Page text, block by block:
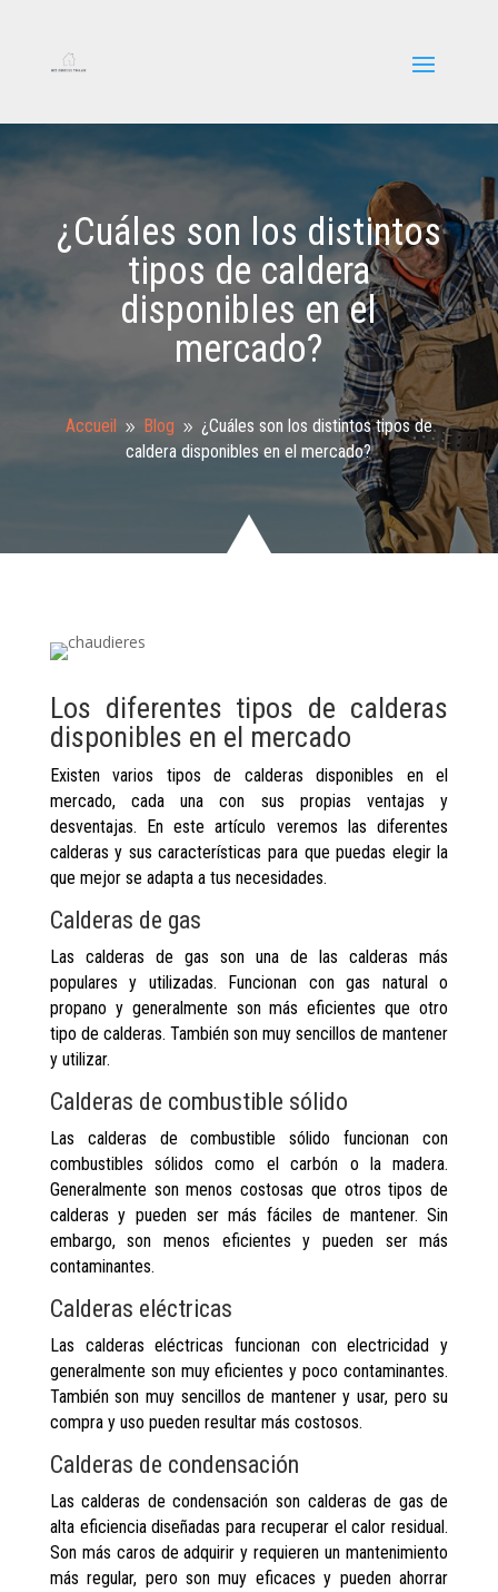
¿Cuáles son los distintos
tipos de caldera
disponibles en el
mercado?
Accueil 9 Blog 9 ¿Cuáles son los distintos tipos de
caldera disponibles en el mercado?
Los diferentes tipos de calderas
disponibles en el mercado
Existen varios tipos de calderas disponibles en el
mercado, cada una con sus propias ventajas y
desventajas. En este artículo veremos las diferentes
calderas y sus características para que puedas elegir la
que mejor se adapta a tus necesidades.
Calderas de gas
Las calderas de gas son una de las calderas más
populares y utilizadas. Funcionan con gas natural o
propano y generalmente son más eficientes que otro
tipo de calderas. También son muy sencillos de mantener
y utilizar.
Calderas de combustible sólido
Las calderas de combustible sólido funcionan con
combustibles sólidos como el carbón o la madera.
Generalmente son menos costosas que otros tipos de
calderas y pueden ser más fáciles de mantener. Sin
embargo, son menos eficientes y pueden ser más
contaminantes.
Calderas eléctricas
Las calderas eléctricas funcionan con electricidad y
generalmente son muy eficientes y poco contaminantes.
También son muy sencillos de mantener y usar, pero su
compra y uso pueden resultar más costosos.
Calderas de condensación
Las calderas de condensación son calderas de gas de
alta eficiencia diseñadas para recuperar el calor residual.
Son más caros de adquirir y requieren un mantenimiento
más regular, pero son muy eficaces y pueden ahorrar